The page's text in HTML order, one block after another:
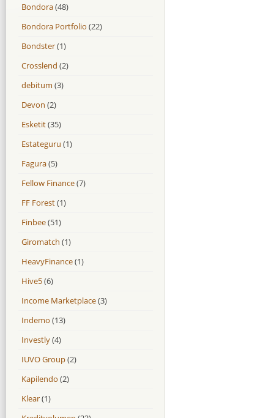
Bondora(48)
Bondora Portfolio (22)
Bondster(1)
Crosslend (2)
debitum (3)
Devon (2)
Esketit(35)
Estateguru (1)
Fagura(5)
Fellow Finance(7)
FF Forest(1)
Finbee(51)
Giromatch (1)
HeavyFinance(1)
Hive5(6)
Income Marketplace(3)
Indemo (13)
Investly(4)
IUVO Group(2)
Kapilendo (2)
Klear(1)